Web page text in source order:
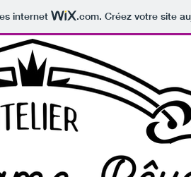
internet .com. Créez votre site